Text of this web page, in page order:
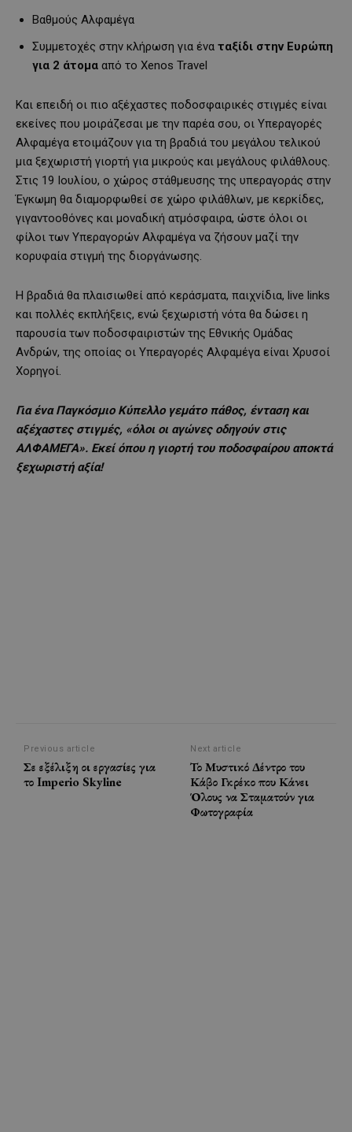
Βαθμούς Αλφαμέγα
Συμμετοχές στην κλήρωση για ένα ταξίδι στην Ευρώπη
για 2 άτομα από το Xenos Travel
Και επειδή οι πιο αξέχαστες ποδοσφαιρικές στιγμές είναι
εκείνες που μοιράζεσαι με την παρέα σου, οι Υπεραγορές
Αλφαμέγα ετοιμάζουν για τη βραδιά του μεγάλου τελικού
μια ξεχωριστή γιορτή για μικρούς και μεγάλους φιλάθλους.
Στις 19 Ιουλίου, ο χώρος στάθμευσης της υπεραγοράς στην
Έγκωμη θα διαμορφωθεί σε χώρο φιλάθλων, με κερκίδες,
γιγαντοοθόνες και μοναδική ατμόσφαιρα, ώστε όλοι οι
φίλοι των Υπεραγορών Αλφαμέγα να ζήσουν μαζί την
κορυφαία στιγμή της διοργάνωσης.
Η βραδιά θα πλαισιωθεί από κεράσματα, παιχνίδια, live links
και πολλές εκπλήξεις, ενώ ξεχωριστή νότα θα δώσει η
παρουσία των ποδοσφαιριστών της Εθνικής Ομάδας
Ανδρών, της οποίας οι Υπεραγορές Αλφαμέγα είναι Χρυσοί
Χορηγοί.
Για ένα Παγκόσμιο Κύπελλο γεμάτο πάθος, ένταση και
αξέχαστες στιγμές, «όλοι οι αγώνες οδηγούν στις
ΑΛΦΑΜΕΓΑ». Εκεί όπου η γιορτή του ποδοσφαίρου αποκτά
ξεχωριστή αξία!
Previous article
Σε εξέλιξη οι εργασίες για
το Imperio Skyline
Next article
Το Μυστικό Δέντρο του
Κάβο Γκρέκο που Κάνει
Όλους να Σταματούν για
Φωτογραφία